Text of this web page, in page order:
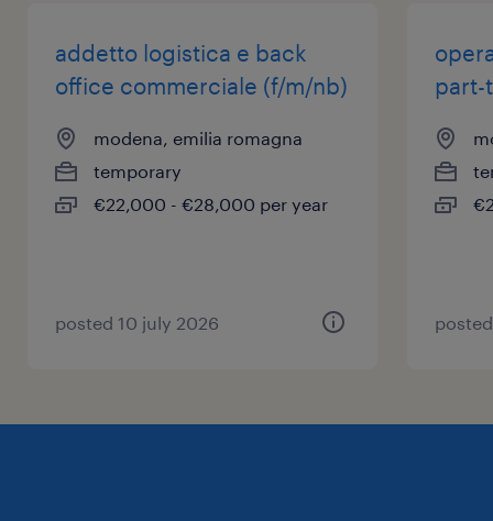
addetto logistica e back
office commerciale (f/m/nb)
modena, emilia romagna
temporary
€22,000 - €28,000 per year
posted 10 july 2026
part-